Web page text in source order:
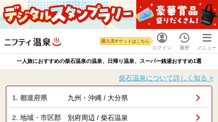
ログイン
購入済チケットはこちら
履歴 メニュー
一人旅におすすめの柴石温泉の温泉、日帰り温泉、スーパー銭湯おすすめ1選
柴石温泉について詳しく知る >
1. 都道府県 九州・沖縄 / 大分県
2. 地域・市区郡 別府周辺 / 柴石温泉